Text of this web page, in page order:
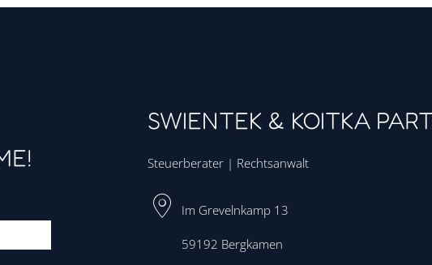
SWIENTEK & KOITKA
Steuerberater | Rechtsanwalt
Im Grevelnkamp 13
59192 Bergkamen